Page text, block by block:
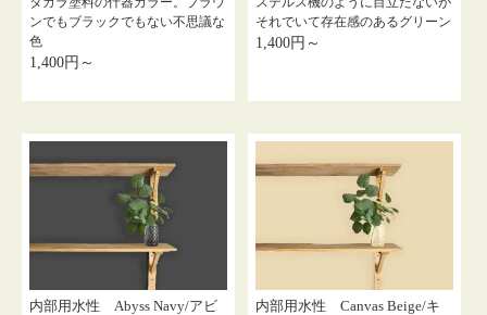
ンでもブラックでもない不思議な
色
1,400円～
それでいて存在感のあるグリーン
1,400円～
内部用水性 Abyss Navy/アビ
内部用水性 Canvas Beige/キ